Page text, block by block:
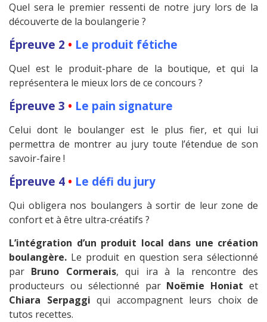
Quel sera le premier ressenti de notre jury lors de la
découverte de la boulangerie ?
Épreuve 2 • Le produit fétiche
Quel est le produit-phare de la boutique, et qui la
représentera le mieux lors de ce concours ?
Épreuve 3 • Le pain signature
Celui dont le boulanger est le plus fier, et qui lui
permettra de montrer au jury toute l’étendue de son
savoir-faire !
Épreuve 4 • Le défi du jury
Qui obligera nos boulangers à sortir de leur zone de
confort et à être ultra-créatifs ?
L’intégration d’un produit local dans une création
boulangère. Le produit en question sera sélectionné
par Bruno Cormerais, qui ira à la rencontre des
producteurs ou sélectionné par Noëmie Honiat et
Chiara Serpaggi qui accompagnent leurs choix de
tutos recettes.